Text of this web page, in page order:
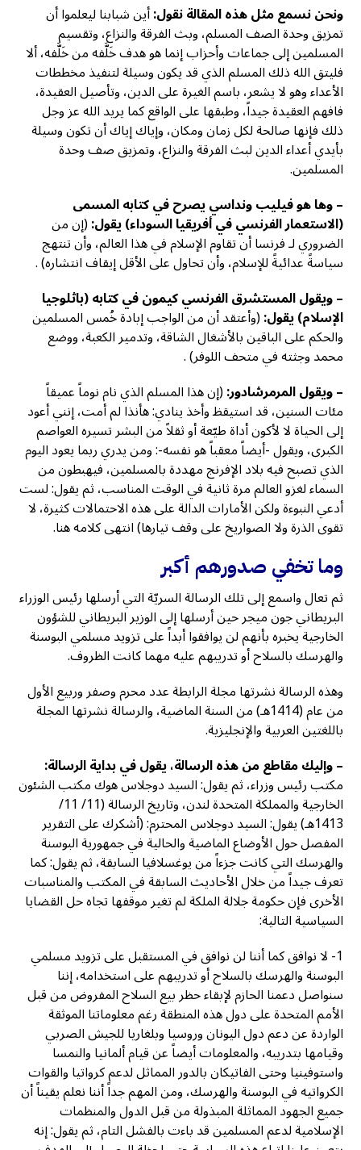
ونحن نسمع مثل هذه المقالة نقول:أين شبابنا ليعلموا أن
تمزيق وحدة الصف المسلم، وبث الفرقة والنزاع، وتقسيم
المسلمين إلى جماعات وأحزاب إنما هو هدف خَلَّفه من خَلَّفه، ألا
فليتق الله ذلك المسلم الذي قد يكون وسيلة لتنفيذ مخططات
الأعداء وهو لا يشعر، باسم الغيرة على الدين، وتأصيل العقيدة،
فافهم العقيدة جيداً، وطبقها على الواقع كما يريد الله عز وجل
ذلك فإنها صالحة لكل زمان ومكان، وإياك إياك أن تكون وسيلة
بأيدي أعداء الدين لبث الفرقة والنزاع، وتمزيق صف وحدة
المسلمين.
– وها هو فيليب ونداسي يصرح في كتابه المسمى
(الاستعمار الفرنسي في أفريقيا السوداء) يقول:(إن من
الضروري لـ فرنسا أن تقاوم الإسلام في هذا العالم، وأن تنتهج
سياسةً عدائيةً للإسلام، وأن تحاول على الأقل إيقاف انتشاره) .
– ويقول المستشرق الفرنسي كيمون في كتابه (باثلوجيا
الإسلام) يقول:(وأعتقد أن من الواجب إبادة خُمس المسلمين
والحكم على الباقين بالأشغال الشاقة، وتدمير الكعبة، ووضع
محمد وجثته في متحف اللوفر) .
– ويقول المرمرشادور:(إن هذا المسلم الذي نام نوماً عميقاً
مئات السنين، قد استيقظ وأخذ ينادي: هأنذا لم أمت، إنني أعود
إلى الحياة لا لأكون أداة طيّعة أو ثقلاً من البشر تسيره العواصم
الكبرى، ويقول -أيضاً معقباً هو نفسه-: ومن يدري ربما يعود اليوم
الذي تصبح فيه بلاد الإفرنج مهددة بالمسلمين، فيهبطون من
السماء لغزو العالم مرة ثانية في الوقت المناسب، ثم يقول: لست
أدعي النبوءة ولكن الأمارات الدالة على هذه الاحتمالات كثيرة، لا
تقوى الذرة ولا الصواريخ على وقف تيارها) انتهى كلامه هنا.
وما تخفي صدورهم أكبر
ثم تعال واسمع إلى تلك الرسالة السريّة التي أرسلها رئيس الوزراء
البريطاني جون ميجر حين أرسلها إلى الوزير البريطاني للشؤون
الخارجية يخبره بأنهم لن يوافقوا أبداً على تزويد مسلمي البوسنة
والهرسك بالسلاح أو تدريبهم عليه مهما كانت الظروف.
وهذه الرسالة نشرتها مجلة الرابطة عدد محرم وصفر وربيع الأول
من عام (1414هـ) من السنة الماضية، والرسالة نشرتها المجلة
باللغتين العربية والإنجليزية.
– وإليك مقاطع من هذه الرسالة، يقول في بداية الرسالة:
مكتب رئيس وزراء، ثم يقول: السيد دوجلاس هوك مكتب الشئون
الخارجية والمملكة المتحدة لندن، وتاريخ الرسالة (11/ 11/
1413هـ) يقول: السيد دوجلاس المحترم: (أشكرك على التقرير
المفصل حول الأوضاع الماضية والحالية في جمهورية البوسنة
والهرسك التي كانت جزءاً من يوغسلافيا السابقة، ثم يقول: كما
تعرف جيداً من خلال الأحاديث السابقة في المكتب والمناسبات
الأخرى فإن حكومة جلالة الملكة لم تغير موقفها تجاه حل القضايا
السياسية التالية:
1- لا نوافق كما أننا لن نوافق في المستقبل على تزويد مسلمي
البوسنة والهرسك بالسلاح أو تدريبهم على استخدامه، إننا
سنواصل دعمنا الحازم لإبقاء حظر بيع السلاح المفروض من قبل
الأمم المتحدة على دول هذه المنطقة رغم معلوماتنا الموثقة
الواردة عن دعم دول اليونان وروسيا وبلغاريا للجيش الصربي
وقيامها بتدريبه، والمعلومات أيضاً عن قيام ألمانيا والنمسا
واستوفينيا وحتى الفاتيكان بالدور المماثل لدعم كرواتيا والقوات
الكرواتيه في البوسنة والهرسك، ومن المهم جداً أننا نعلم يقيناً أن
جميع الجهود المماثلة المبذولة من قبل الدول والمنظمات
الإسلامية لدعم المسلمين قد باءت بالفشل التام، ثم يقول: إنه